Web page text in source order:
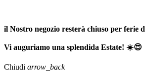
il Nostro negozio resterà chiuso per ferie
Vi auguriamo una splendida Estate! ☀️😍
Chiudi arrow_back